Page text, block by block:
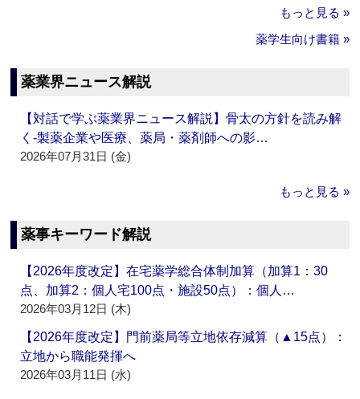
もっと見る »
薬学生向け書籍 »
薬業界ニュース解説
【対話で学ぶ薬業界ニュース解説】骨太の方針を読み解
く‐製薬企業や医療、薬局・薬剤師への影…
2026年07月31日 (金)
もっと見る »
薬事キーワード解説
【2026年度改定】在宅薬学総合体制加算（加算1：30
点、加算2：個人宅100点・施設50点）：個人…
2026年03月12日 (木)
【2026年度改定】門前薬局等立地依存減算（▲15点）：
立地から職能発揮へ
2026年03月11日 (水)